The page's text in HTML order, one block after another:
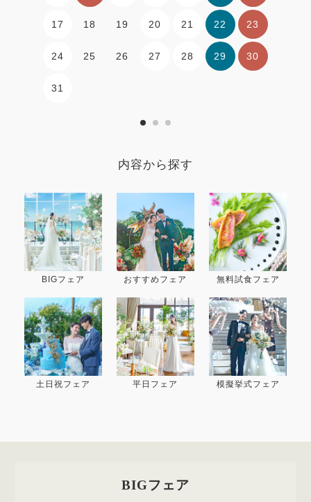
17 18 19 20 21 22 23
24 25 26 27 28 29 30
31
内容から探す
BIGフェア おすすめフェア 無料試食フェア
土日祝フェア 平日フェア 模擬挙式フェア
BIGフェア